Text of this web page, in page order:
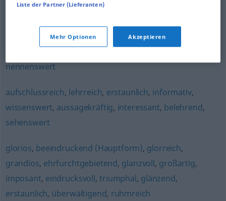
typisch ,(jemandem) eigen
beachtlich,charakteristisch
nennenswert
aufschlussreich, lehrreich, erstaunlich, informativ,
wissenswert, aussagekräftig, interessant, belehrend,
sehenswert
glorios, beeindruckend (Hauptform), glorreich,
grandios, ehrfurchtgebietend, glanzvoll, großartig,
imposant, eindrucksvoll,triumphal, glänzend,
erstaunlich, überwältigend, ruhmreich
Liste der Partner (Lieferanten)
Mehr Optionen Akzeptieren